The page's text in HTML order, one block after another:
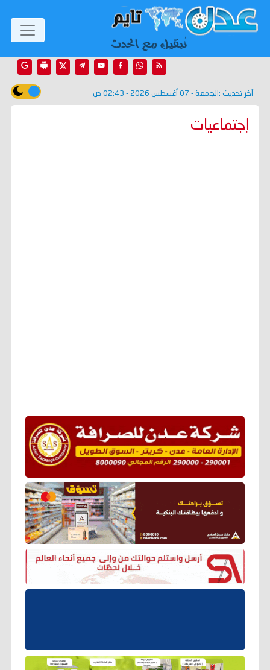
آخر تحديث : الجمعة - 07 أغسطس 2026 - 02:43 ص
إجتماعيات